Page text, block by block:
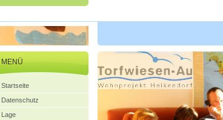
MENÜ
Startseite
Datenschutz
Lage